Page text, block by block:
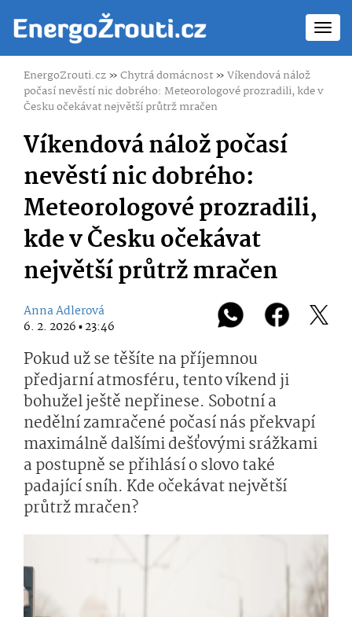
EnergoZrouti.cz»Chytrá domácnost»Víkendová nálož
počasí nevěstí nic dobrého: Meteorologové prozradili, kde v
Česku očekávat největší průtrž mračen
Víkendová nálož počasí
nevěstí nic dobrého:
Meteorologové prozradili,
kde v Česku očekávat
největší průtrž mračen
Anna Adlerová
6. 2. 2026 ▪ 23:46
Pokud už se těšíte na příjemnou
předjarní atmosféru, tento víkend ji
bohužel ještě nepřinese. Sobotní a
nedělní zamračené počasí nás překvapí
maximálně dalšími dešťovými srážkami
a postupně se přihlásí o slovo také
padající sníh. Kde očekávat největší
průtrž mračen?